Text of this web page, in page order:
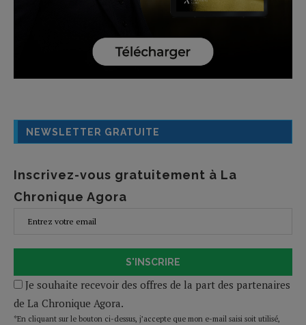
NEWSLETTER GRATUITE
Inscrivez-vous gratuitement à La
Chronique Agora
S'INSCRIRE
Je souhaite recevoir des offres de la part des partenaires
de La Chronique Agora.
*En cliquant sur le bouton ci-dessus, j’accepte que mon e-mail saisi soit utilisé,